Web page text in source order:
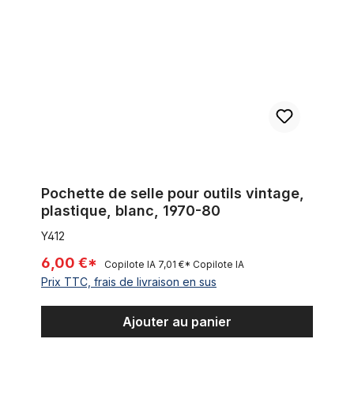
Pochette de selle pour outils vintage,
plastique, blanc, 1970-80
Y412
6,00 €* Copilote IA 7,01 €* Copilote IA
Prix TTC, frais de livraison en sus
Ajouter au panier